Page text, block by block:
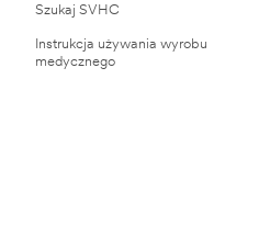
Szukaj SVHC
Instrukcja używania wyrobu
medycznego